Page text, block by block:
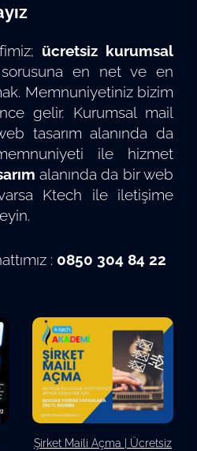
ücretsiz kurumsal
sorusuna en net ve en
Memnuniyetiniz bizim
gelir. Kurumsal mail
tasarım alanında da
ile hizmet
alanında da bir web
Ktech ile iletişime
: 0850 304 84 22
Şirket Maili Açma | Ücretsiz